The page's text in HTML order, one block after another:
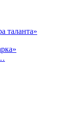
таланта»